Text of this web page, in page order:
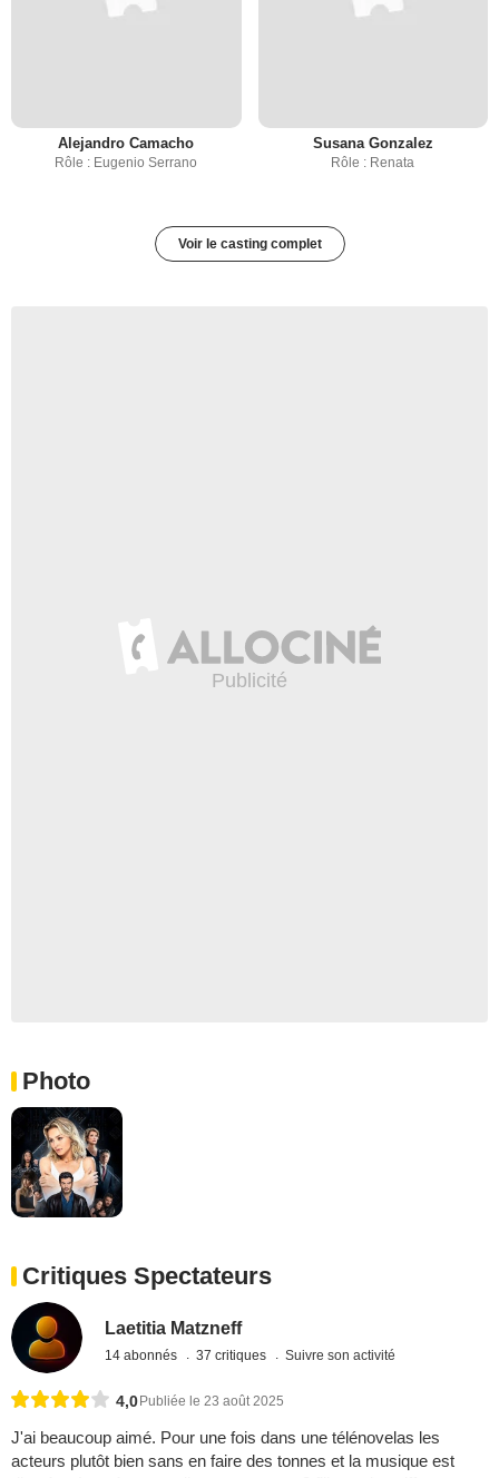
Alejandro Camacho
Rôle : Eugenio Serrano
Susana Gonzalez
Rôle : Renata
Voir le casting complet
Photo
Critiques Spectateurs
Laetitia Matzneff
14 abonnés 37 critiques Suivre son activité
4,0 Publiée le 23 août 2025
J'ai beaucoup aimé. Pour une fois dans une télénovelas les
acteurs plutôt bien sans en faire des tonnes et la musique est